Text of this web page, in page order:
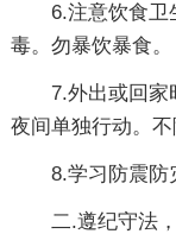
6.注意饮食卫
毒。勿暴饮暴食。
7.外出或回家
夜间单独行动。不
8.学习防震防
二.遵纪守法